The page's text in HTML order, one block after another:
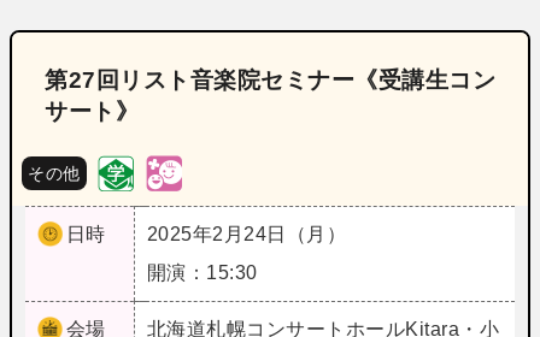
第27回リスト音楽院セミナー《受講生コン
サート》
その他
日時
2025年2月24日（月）
開演：15:30
会場 北海道札幌コンサートホールKitara・小